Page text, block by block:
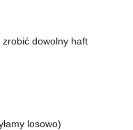
dowolny haft
losowo)